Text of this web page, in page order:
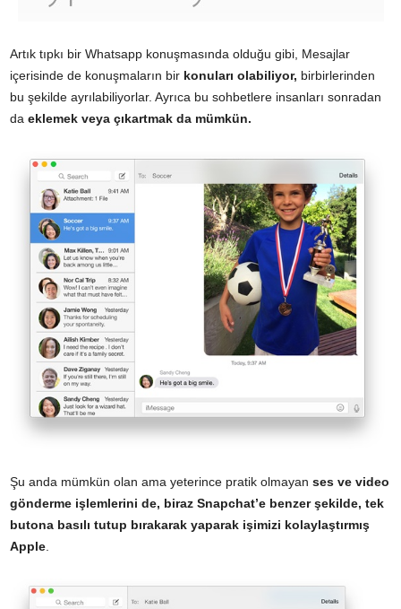
Artık tıpkı bir Whatsapp konuşmasında olduğu gibi, Mesajlar
içerisinde de konuşmaların bir konuları olabiliyor, birbirlerinden
bu şekilde ayrılabiliyorlar. Ayrıca bu sohbetlere insanları sonradan
da eklemek veya çıkartmak da mümkün.
Şu anda mümkün olan ama yeterince pratik olmayan ses ve video
gönderme işlemlerini de, biraz Snapchat’e benzer şekilde, tek
butona basılı tutup bırakarak yaparak işimizi kolaylaştırmış
Apple